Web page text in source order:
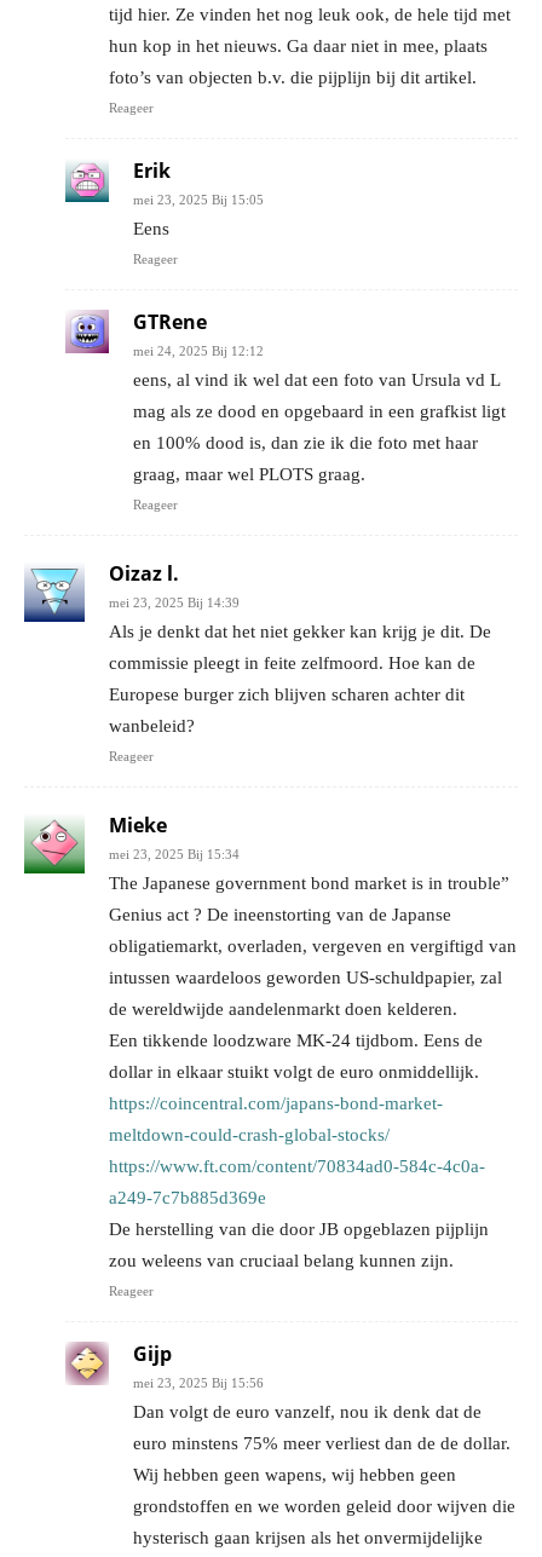
tijd hier. Ze vinden het nog leuk ook, de hele tijd met
hun kop in het nieuws. Ga daar niet in mee, plaats
foto’s van objecten b.v. die pijplijn bij dit artikel.
Reageer
Erik
mei 23, 2025 Bij 15:05
Eens
Reageer
GTRene
mei 24, 2025 Bij 12:12
eens, al vind ik wel dat een foto van Ursula vd L
mag als ze dood en opgebaard in een grafkist ligt
en 100% dood is, dan zie ik die foto met haar
graag, maar wel PLOTS graag.
Reageer
Oizaz l.
mei 23, 2025 Bij 14:39
Als je denkt dat het niet gekker kan krijg je dit. De
commissie pleegt in feite zelfmoord. Hoe kan de
Europese burger zich blijven scharen achter dit
wanbeleid?
Reageer
Mieke
mei 23, 2025 Bij 15:34
The Japanese government bond market is in trouble”
Genius act ? De ineenstorting van de Japanse
obligatiemarkt, overladen, vergeven en vergiftigd van
intussen waardeloos geworden US-schuldpapier, zal
de wereldwijde aandelenmarkt doen kelderen.
Een tikkende loodzware MK-24 tijdbom. Eens de
dollar in elkaar stuikt volgt de euro onmiddellijk.
https://coincentral.com/japans-bond-market-
meltdown-could-crash-global-stocks/
https://www.ft.com/content/70834ad0-584c-4c0a-
a249-7c7b885d369e
De herstelling van die door JB opgeblazen pijplijn
zou weleens van cruciaal belang kunnen zijn.
Reageer
Gijp
mei 23, 2025 Bij 15:56
Dan volgt de euro vanzelf, nou ik denk dat de
euro minstens 75% meer verliest dan de de dollar.
Wij hebben geen wapens, wij hebben geen
grondstoffen en we worden geleid door wijven die
hysterisch gaan krijsen als het onvermijdelijke